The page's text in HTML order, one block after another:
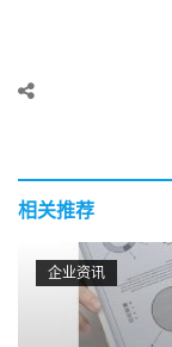
相关推荐
企业资讯